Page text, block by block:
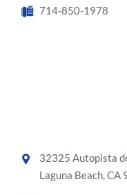
714-850-1978
32325 Autopista
Laguna Beach, CA